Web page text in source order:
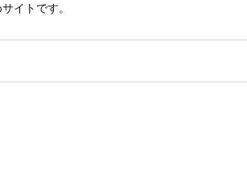
イトです。